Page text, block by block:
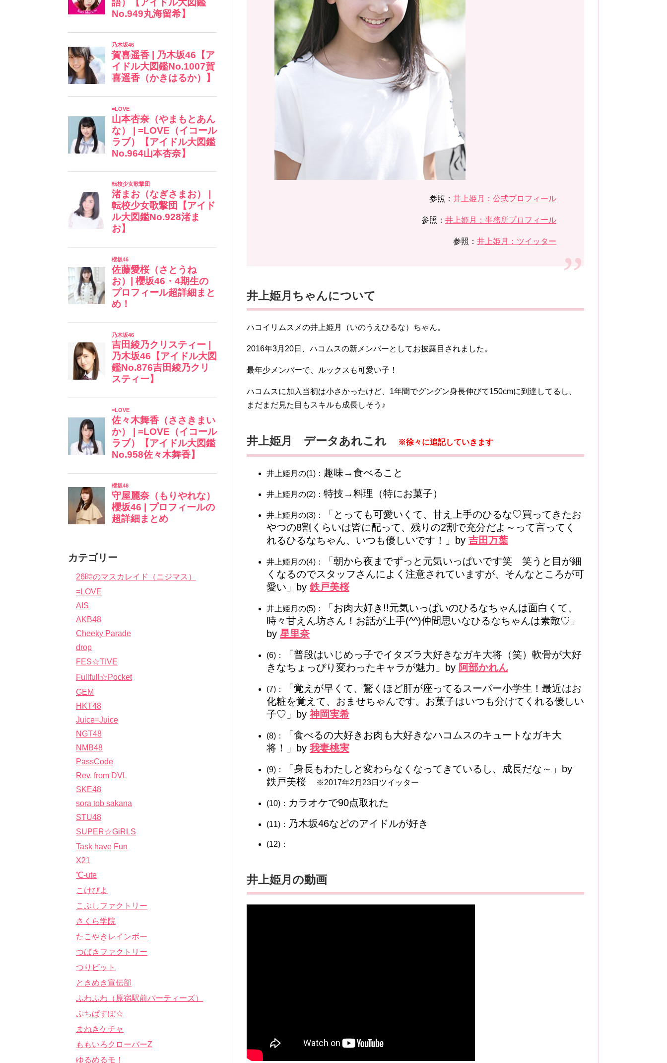
参照： 井上姫月：公式プロフィール
参照： 井上姫月：事務所プロフィール
参照： 井上姫月：ツイッター
井上姫月ちゃんについて
ハコイリムスメの井上姫月（いのうえひるな）ちゃん。
2016年3月20日、ハコムスの新メンバーとしてお披露目されました。
最年少メンバーで、ルックスも可愛い子！
ハコムスに加入当初は小さかったけど、1年間でグングン身長伸びて150cmに到達してるし、
まだまだ見た目もスキルも成長しそう♪
井上姫月 データあれこれ ※徐々に追記していきます
井上姫月の(1)： 趣味→食べること
井上姫月の(2)： 特技→料理（特にお菓子）
井上姫月の(3)：
「とっても可愛いくて、甘え上手のひるな♡買ってきたお
やつの8割くらいは皆に配って、残りの2割で充分だよ～って言ってく
れるひるなちゃん、いつも優しいです！」by 吉田万葉
井上姫月の(4)：
「朝から夜までずっと元気いっぱいです笑 笑うと目が細
くなるのでスタッフさんによく注意されていますが、そんなところが可
愛い」by 鉄戸美桜
井上姫月の(5)：
「お肉大好き!!元気いっぱいのひるなちゃんは面白くて、
時々甘えん坊さん！お話が上手(^^)仲間思いなひるなちゃんは素敵♡」
by 星里奈
(6)：
「普段はいじめっ子でイタズラ大好きなガキ大将（笑）軟骨が大好
きなちょっぴり変わったキャラが魅力」by 阿部かれん
(7)：
「覚えが早くて、驚くほど肝が座ってるスーパー小学生！最近はお
化粧を覚えて、おませちゃんです。お菓子はいつも分けてくれる優しい
子♡」by神岡実希
(8)：
「食べるの大好きお肉も大好きなハコムスのキュートなガキ大
将！」by 我妻桃実
(9)：
「身長もわたしと変わらなくなってきているし、成長だな～」by
鉄戸美桜
※2017年2月23日ツイッター
(10)： カラオケで90点取れた
(11)： 乃木坂46などのアイドルが好き
(12)：
井上姫月の動画
カテゴリー
26時のマスカレイド（ニジマス）
=LOVE
AIS
AKB48
Cheeky Parade
drop
FES☆TIVE
Fullfull☆Pocket
GEM
HKT48
Juice=Juice
NGT48
NMB48
PassCode
Rev. from DVL
SKE48
sora tob sakana
STU48
SUPER☆GiRLS
Task have Fun
X21
℃-ute
こけぴよ
こぶしファクトリー
さくら学院
たこやきレインボー
つばきファクトリー
つりビット
ときめき宣伝部
ふわふわ（原宿駅前パーティーズ）
ぷちぱすぽ☆
まねきケチャ
ももいろクローバーZ
ゆるめるモ！